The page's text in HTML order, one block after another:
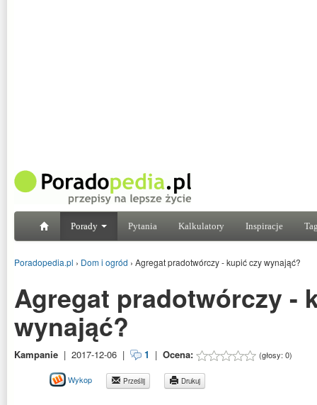
Porady Pytania Kalkulatory Inspiracje
Poradopedia.pl › Dom i ogród › Agregat pradotwórczy - kupić czy wynająć?
Agregat pradotwórczy -
wynająć?
Kampanie | 2017-12-06 | 1 | Ocena: (głosy: 0)
Wykop Prześlij Drukuj